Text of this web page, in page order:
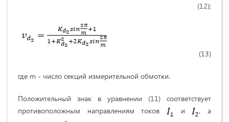
(12);
(13)
где m - число секций измерительной обмотки.
Положительный знак в уравнении (11) соответствует
противоположным направлениям токов
и
, а